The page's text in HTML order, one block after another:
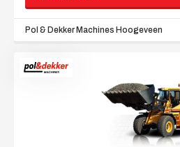
Pol & Dekker Machines Hoogeveen